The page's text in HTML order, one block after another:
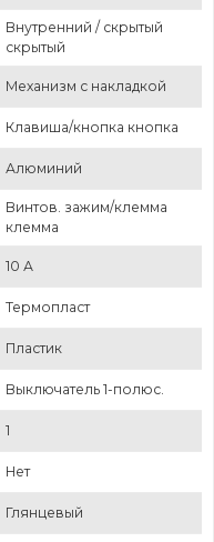
Внутренний / скрытый
скрытый
Механизм с накладкой
Клавиша/кнопка кнопка
Алюминий
Винтов. зажим/клемма
клемма
10 А
Термопласт
Пластик
Выключатель 1-полюс.
1
Нет
Глянцевый